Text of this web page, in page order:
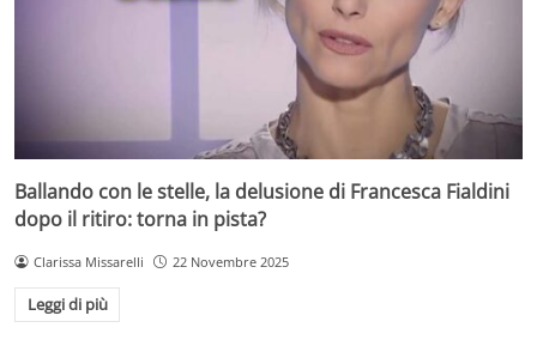
Ballando con le stelle, la delusione di Francesca Fialdini
dopo il ritiro: torna in pista?
Clarissa Missarelli 22 Novembre 2025
Leggi di più